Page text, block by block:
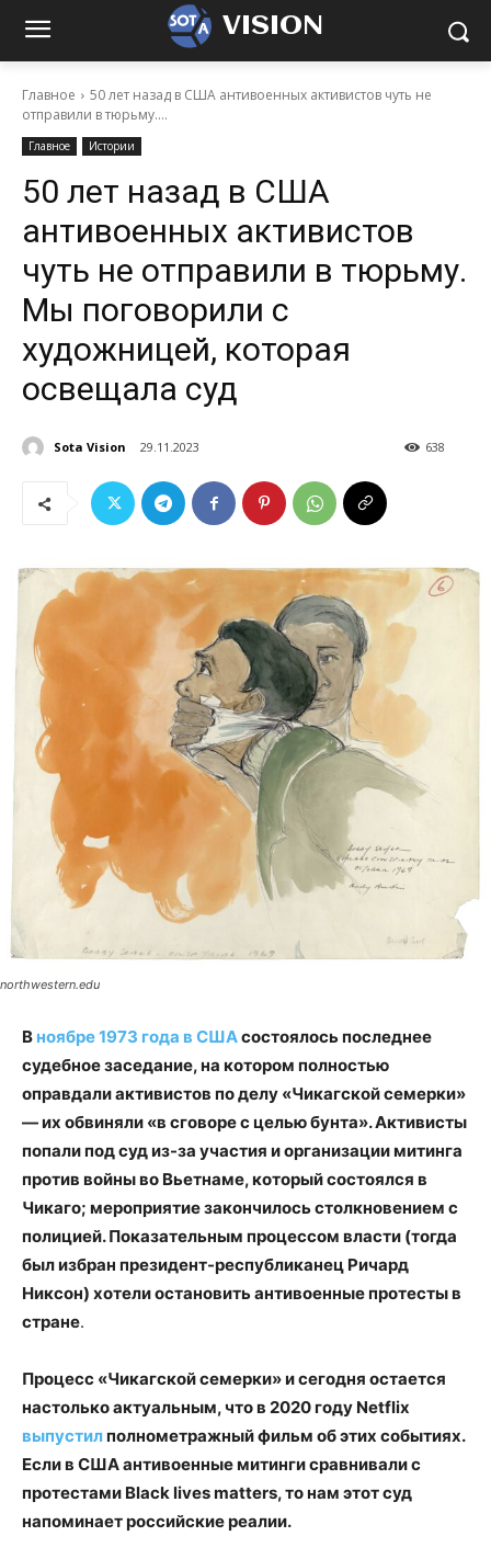
VISION
Главное
50 лет назад в США антивоенных активистов чуть не
отправили в тюрьму....
Главное Истории
50 лет назад в США
антивоенных активистов
чуть не отправили в тюрьму.
Мы поговорили с
художницей, которая
освещала суд
Sota Vision 29.11.2023 638
northwestern.edu
В ноябре 1973 года в СШАсостоялось последнее
судебное заседание, на котором полностью
оправдали активистов по делу «Чикагской семерки»
— их обвиняли «в сговоре с целью бунта». Активисты
попали под суд из-за участия и организации митинга
против войны во Вьетнаме, который состоялся в
Чикаго; мероприятие закончилось столкновением с
полицией. Показательным процессом власти (тогда
был избран президент-республиканец Ричард
Никсон) хотели остановить антивоенные протесты в
стране.
Процесс «Чикагской семерки»и сегодня остается
настолько актуальным, что в 2020 году Netflix
выпустилполнометражный фильм об этих событиях.
Если в США антивоенные митинги сравнивали с
протестами Black lives matters, то нам этот суд
напоминает российские реалии.